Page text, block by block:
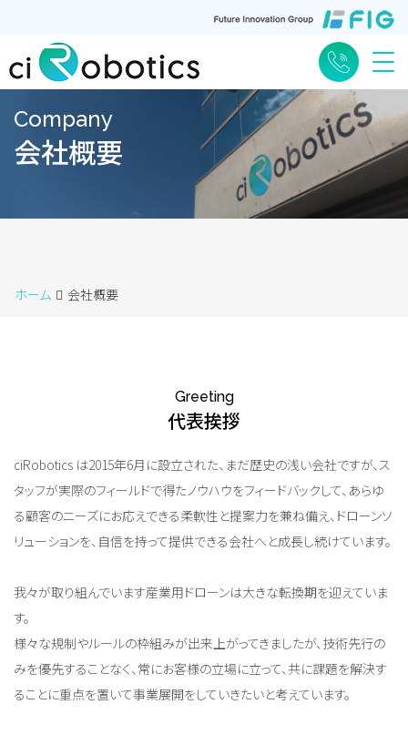
Company
会社概要
ホーム 会社概要
Greeting
代表挨拶
ciRobotics は2015年6月に設立された、まだ歴史の浅い会社ですが、ス
タッフが実際のフィールドで得たノウハウをフィードバックして、あらゆ
る顧客のニーズにお応えできる柔軟性と提案力を兼ね備え、ドローンソ
リューションを、自信を持って提供できる会社へと成長し続けています。
我々が取り組んでいます産業用ドローンは大きな転換期を迎えていま
す。
様々な規制やルールの枠組みが出来上がってきましたが、技術先行の
みを優先することなく、常にお客様の立場に立って、共に課題を解決す
ることに重点を置いて事業展開をしていきたいと考えています。